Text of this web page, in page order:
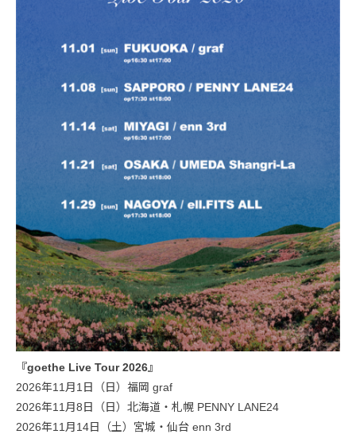
『goethe Live Tour 2026』
2026年11月1日（日）福岡 graf
2026年11月8日（日）北海道・札幌 PENNY LANE24
2026年11月14日（土）宮城・仙台 enn 3rd